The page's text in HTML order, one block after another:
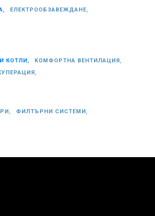
ЕЛЕКТРООБЗАВЕЖДАНЕ,
КОТЛИ,
КОМФОРТНА ВЕНТИЛАЦИЯ,
ФИЛТЪРНИ СИСТЕМИ,